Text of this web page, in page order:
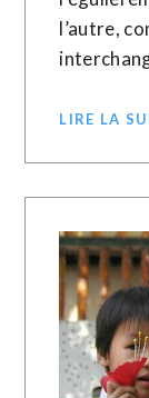
l’autre,
LIRE LA